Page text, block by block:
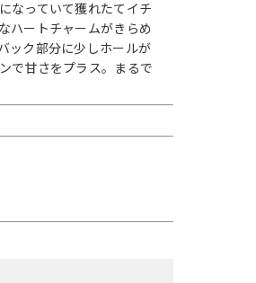
なっていて獲れたてイチ
ハートチャームがきらめ
ック部分に少しホールが
で甘さをプラス。まるで